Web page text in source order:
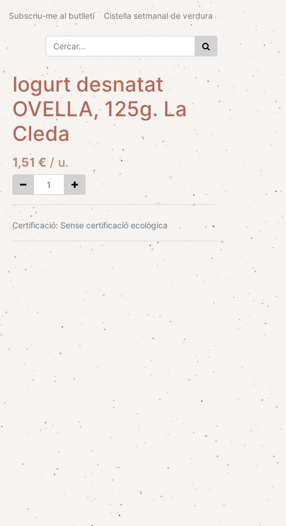
Subscriu-me al butlletí Cistella setmanal de verdura
Iogurt desnatat
OVELLA, 125g. La
Cleda
1,51 € / u.
Certificació: Sense certificació ecològica